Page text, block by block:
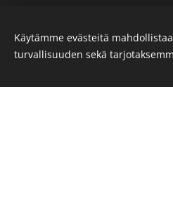
Käytämme evästeitä
turvallisuuden sekä